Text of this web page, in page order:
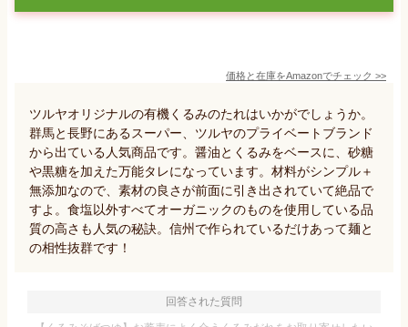
価格と在庫をAmazonでチェック >>
ツルヤオリジナルの有機くるみのたれはいかがでしょうか。
群馬と長野にあるスーパー、ツルヤのプライベートブランド
から出ている人気商品です。醤油とくるみをベースに、砂糖
や黒糖を加えた万能タレになっています。材料がシンプル＋
無添加なので、素材の良さが前面に引き出されていて絶品で
すよ。食塩以外すべてオーガニックのものを使用している品
質の高さも人気の秘訣。信州で作られているだけあって麺と
の相性抜群です！
回答された質問